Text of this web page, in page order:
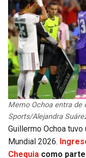
Memo Ochoa entra de
Sports/Alejandra
Guillermo Ochoa
Mundial 2026.
Chequia como